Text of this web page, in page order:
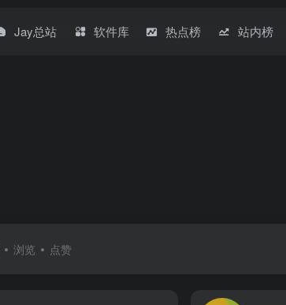
Jay总站 软件库 热点榜 站内榜
浏览 点赞